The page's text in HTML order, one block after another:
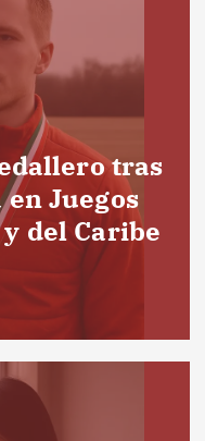
tras
Juegos
del Caribe